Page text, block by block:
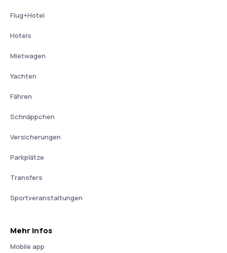
Flug+Hotel
Hotels
Mietwagen
Yachten
Fähren
Schnäppchen
Versicherungen
Parkplätze
Transfers
Sportveranstaltungen
Mehr Infos
Mobile app